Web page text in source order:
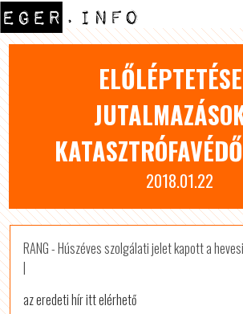
2018.01.22
RANG - Húszéves szolgálati jelet kapott a
|
az eredeti hír itt elérhető